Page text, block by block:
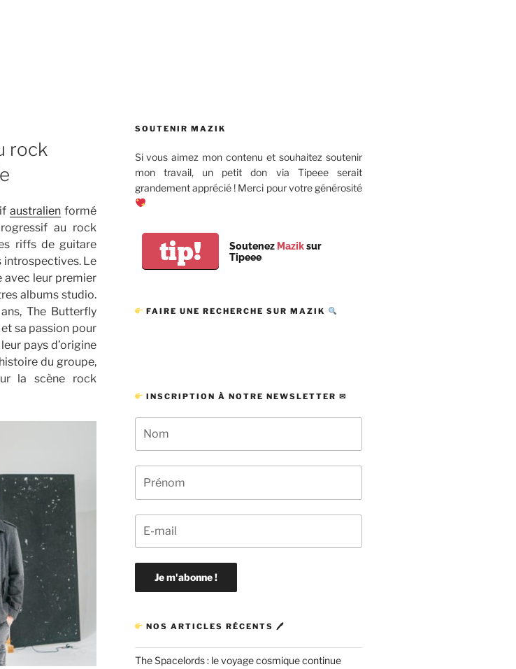
rock
australien formé
au rock
riffs de guitare
introspectives. Le
avec leur premier
albums studio.
The Butterfly
sa passion pour
pays d’origine
du groupe,
la scène rock
SOUTENIR MAZIK
Si vous aimez mon contenu et souhaitez soutenir
mon travail, un petit don via Tipeee serait
grandement apprécié ! Merci pour votre générosité
tip! Soutenez Maziksur
Tipeee
FAIRE UNE RECHERCHE SUR MAZIK
INSCRIPTION À NOTRE NEWSLETTER ✉
NOS ARTICLES RÉCENTS 🖊
The Spacelords : le voyage cosmique continue